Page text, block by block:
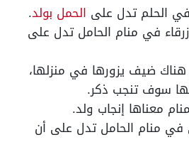
في الحلم تدل على الحمل بولد.
في منام الحامل تدل على
هناك ضيف يزورها في منزلها،
سوف تنجب ذكر.
معناها إنجاب ولد.
منام الحامل تدل على أن